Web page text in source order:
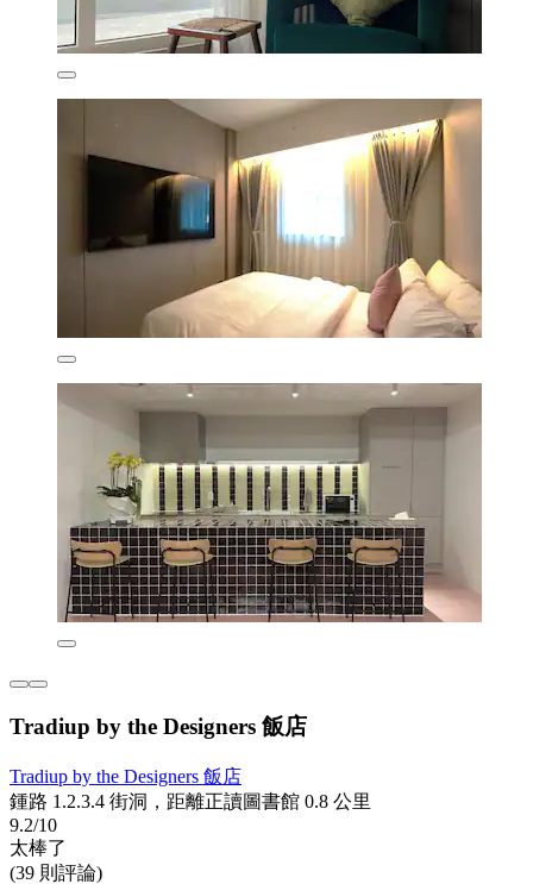
Tradiup by the Designers 飯店
Tradiup by the Designers 飯店
鍾路 1.2.3.4 街洞，距離正讀圖書館 0.8 公里
9.2/10
太棒了
(39 則評論)